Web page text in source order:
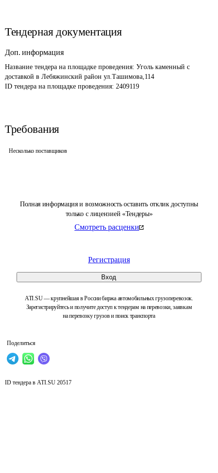
Полная информация и возможность оставить отклик доступны
только с лицензией «Тендеры»
Смотреть расценки
Регистрация
Вход
ATI.SU — крупнейшая в России биржа автомобильных грузоперевозок.
Зарегистрируйтесь и получите доступ к тендерам на перевозки, заявкам
на перевозку грузов и поиск транспорта
Поделиться
Тендерная документация
Доп. информация
Название тендера на площадке проведения: Уголь каменный с
доставкой в Лебяжинский район ул.Ташимова,114
ID тендера на площадке проведения: 2409119
Требования
Несколько поставщиков
ID тендера в ATI.SU 20517